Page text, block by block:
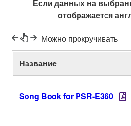
Если данных на
отображается
Можно прокручивать
Название
Song Book for PSR-E360